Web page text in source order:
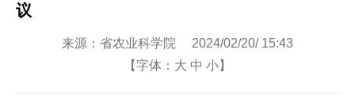
议
来源：省农业科学院 2024/02/20/ 15:43
【字体： 大 中 小】